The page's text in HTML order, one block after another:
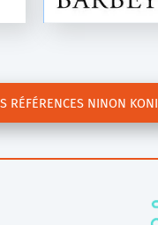
RÉFÉRENCES NINON